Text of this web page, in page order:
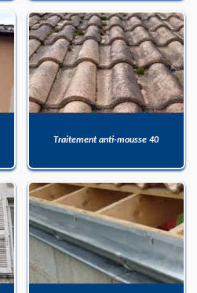
Traitement anti-mousse 40